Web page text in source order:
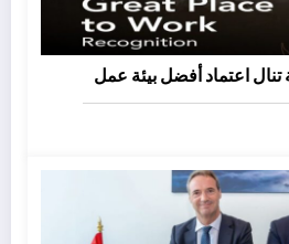
تنال اعتماد أفضل بيئة عمل